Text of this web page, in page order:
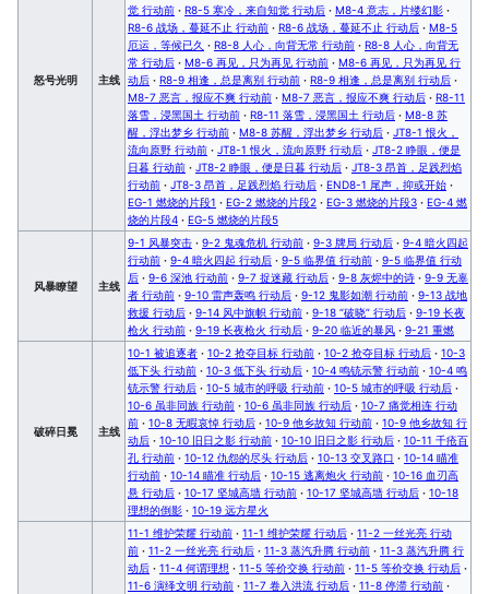
怒号光明 主线
觉 行动前 · R8-5 寒冷，来自知觉 行动后 · M8-4 意志，片缕幻影 ·
R8-6 战场，蔓延不止 行动前 · R8-6 战场，蔓延不止 行动后 · M8-5
厄运，等候已久 · R8-8 人心，向背无常 行动前 · R8-8 人心，向背无
常 行动后 · M8-6 再见，只为再见 行动前 · M8-6 再见，只为再见 行
动后 · R8-9 相逢，总是离别 行动前 · R8-9 相逢，总是离别 行动后 ·
M8-7 恶言，报应不爽 行动前 · M8-7 恶言，报应不爽 行动后 · R8-11
落雪，浸黑国土 行动前 · R8-11 落雪，浸黑国土 行动后 · M8-8 苏
醒，浮出梦乡 行动前 · M8-8 苏醒，浮出梦乡 行动后 · JT8-1 恨火，
流向原野 行动前 · JT8-1 恨火，流向原野 行动后 · JT8-2 睁眼，便是
日暮 行动前 · JT8-2 睁眼，便是日暮 行动后 · JT8-3 昂首，足践烈焰
行动前 · JT8-3 昂首，足践烈焰 行动后 · END8-1 尾声，抑或开始 ·
EG-1 燃烧的片段1 · EG-2 燃烧的片段2 · EG-3 燃烧的片段3 · EG-4 燃
烧的片段4 · EG-5 燃烧的片段5
风暴瞭望 主线
9-1 风暴突击 · 9-2 鬼魂危机 行动前 · 9-3 牌局 行动后 · 9-4 暗火四起
行动前 · 9-4 暗火四起 行动后 · 9-5 临界值 行动前 · 9-5 临界值 行动
后 · 9-6 深池 行动前 · 9-7 捉迷藏 行动后 · 9-8 灰烬中的诗 · 9-9 无辜
者 行动前 · 9-10 雷声轰鸣 行动后 · 9-12 鬼影如潮 行动前 · 9-13 战地
救援 行动后 · 9-14 风中旗帜 行动前 · 9-18 “破晓” 行动后 · 9-19 长夜
枪火 行动前 · 9-19 长夜枪火 行动后 · 9-20 临近的暴风 · 9-21 重燃
破碎日冕 主线
10-1 被追逐者 · 10-2 抢夺目标 行动前 · 10-2 抢夺目标 行动后 · 10-3
低下头 行动前 · 10-3 低下头 行动后 · 10-4 鸣铳示警 行动前 · 10-4 鸣
铳示警 行动后 · 10-5 城市的呼吸 行动前 · 10-5 城市的呼吸 行动后 ·
10-6 虽非同族 行动前 · 10-6 虽非同族 行动后 · 10-7 痛觉相连 行动
前 · 10-8 无暇哀悼 行动后 · 10-9 他乡故知 行动前 · 10-9 他乡故知 行
动后 · 10-10 旧日之影 行动前 · 10-10 旧日之影 行动后 · 10-11 千疮百
孔 行动前 · 10-12 仇怨的尽头 行动后 · 10-13 交叉路口 · 10-14 瞄准
行动前 · 10-14 瞄准 行动后 · 10-15 逃离炮火 行动前 · 10-16 血刃高
悬 行动后 · 10-17 坚城高墙 行动前 · 10-17 坚城高墙 行动后 · 10-18
理想的倒影 · 10-19 远方星火
11-1 维护荣耀 行动前 · 11-1 维护荣耀 行动后 · 11-2 一丝光亮 行动
前 · 11-2 一丝光亮 行动后 · 11-3 蒸汽升腾 行动前 · 11-3 蒸汽升腾 行
动后 · 11-4 何谓理想 · 11-5 等价交换 行动前 · 11-5 等价交换 行动后 ·
11-6 演绎文明 行动前 · 11-7 卷入洪流 行动后 · 11-8 停滞 行动前 ·